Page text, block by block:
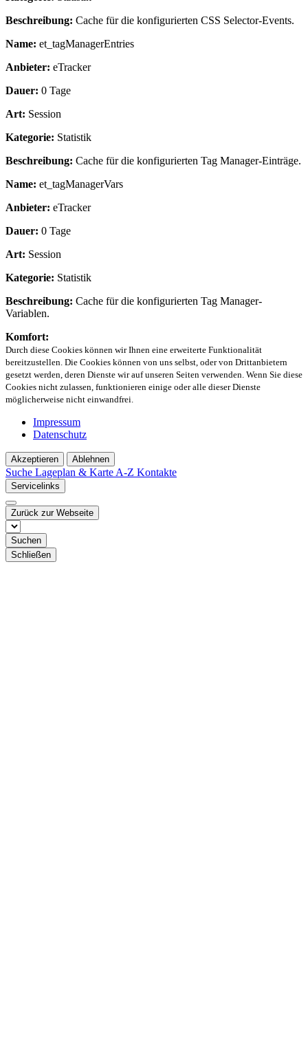
Beschreibung: Cache für die konfigurierten CSS Selector-Events.
Name: et_tagManagerEntries
Anbieter: eTracker
Dauer: 0 Tage
Art: Session
Kategorie: Statistik
Beschreibung: Cache für die konfigurierten Tag Manager-Einträge.
Name: et_tagManagerVars
Anbieter: eTracker
Dauer: 0 Tage
Art: Session
Kategorie: Statistik
Beschreibung: Cache für die konfigurierten Tag Manager-
Variablen.
Komfort:
Durch diese Cookies können wir Ihnen eine erweiterte Funktionalität
bereitzustellen. Die Cookies können von uns selbst, oder von Drittanbietern
gesetzt werden, deren Dienste wir auf unseren Seiten verwenden. Wenn Sie diese
Cookies nicht zulassen, funktionieren einige oder alle dieser Dienste
möglicherweise nicht einwandfrei.
Impressum
Datenschutz
Akzeptieren Ablehnen
Suche Lageplan & Karte A-Z Kontakte
Servicelinks
Zurück zur Webseite
Suchen
Schließen